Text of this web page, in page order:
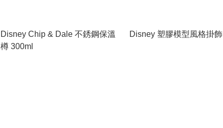
Disney Chip & Dale 不銹鋼保溫
樽 300ml
Disney 塑膠模型風格掛飾